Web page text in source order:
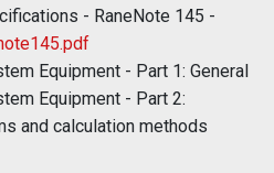
- RaneNote 145 -
Equipment - Part 1: General
Equipment - Part 2:
and calculation methods